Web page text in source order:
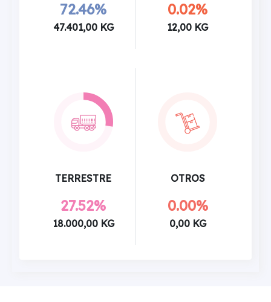
72.46%
47.401,00 KG
0.02%
12,00 KG
TERRESTRE
27.52%
18.000,00 KG
OTROS
0.00%
0,00 KG